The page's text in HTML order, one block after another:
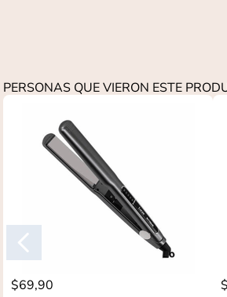
PERSONAS QUE VIERON ESTE
$69,90
$